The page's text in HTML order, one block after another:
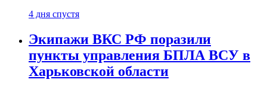
4 дня спустя
Экипажи ВКС РФ поразили
пункты управления БПЛА ВСУ в
Харьковской области